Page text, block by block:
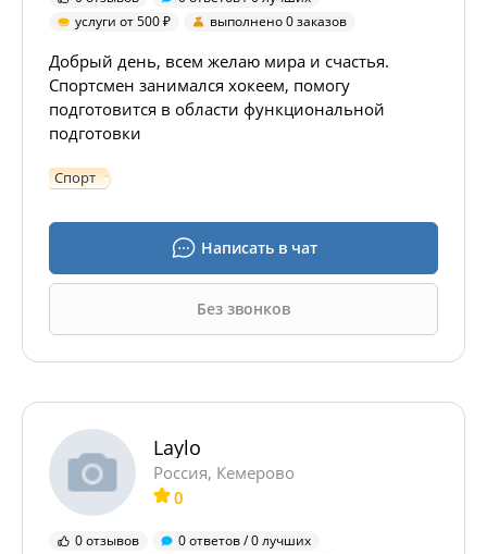
услуги от 500
выполнено 0 заказов
Добрый день, всем желаю мира и счастья.
Спортсмен занимался хокеем, помогу
подготовится в области функциональной
подготовки
Спорт
Написать в чат
Без звонков
Laylo
Россия, Кемерово
0
0 отзывов
0 ответов / 0 лучших